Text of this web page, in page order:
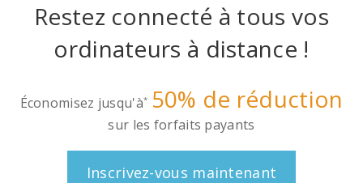
Restez connecté à tous vos
ordinateurs à distance !
Économisez jusqu'à* 50% de réduction
sur les forfaits payants
Inscrivez-vous maintenant